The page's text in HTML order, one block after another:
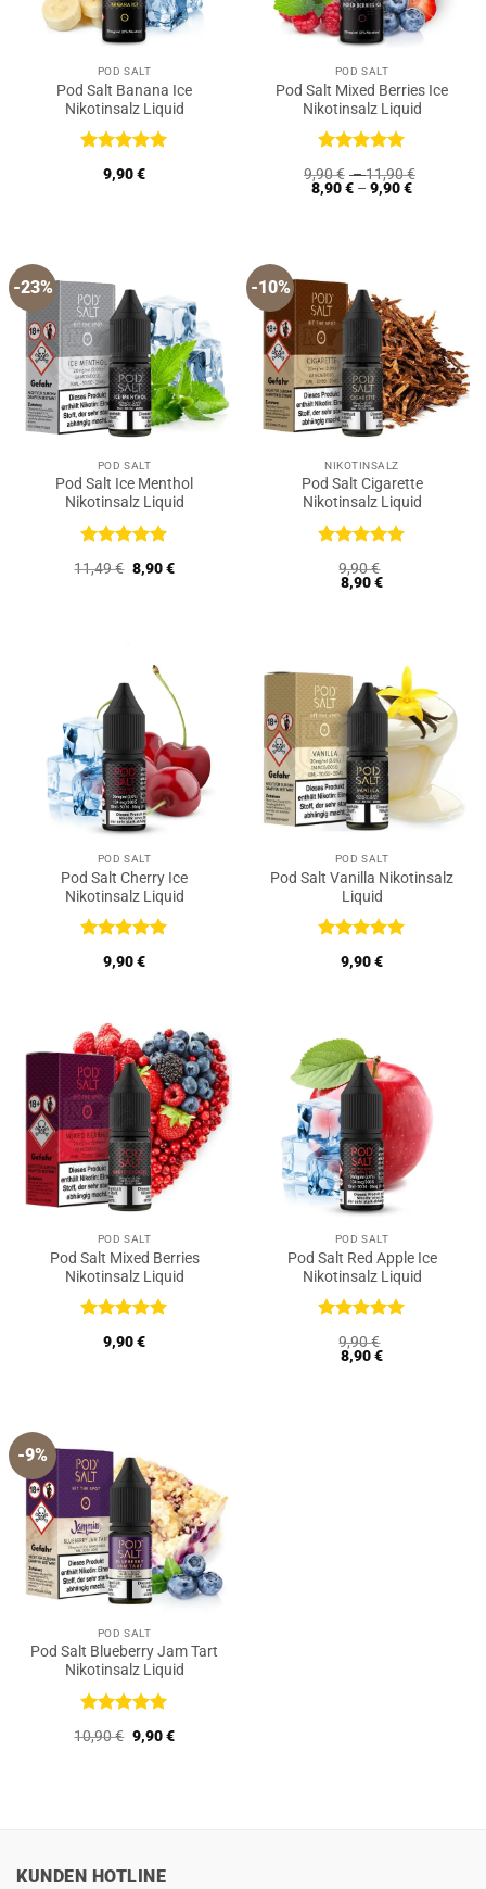
POD SALT
Pod Salt Banana Ice
Nikotinsalz Liquid
Bewertet
mit5von
9,90€
POD SALT
Pod Salt Mixed Berries Ice
Nikotinsalz Liquid
Bewertet
mit5
von
5
9,90€ –11,90€
8,90€ – 9,90€
-23%
POD SALT
Pod Salt Ice Menthol
Nikotinsalz Liquid
Bewertet
mit 5von
11,49€ Ursprünglicher
Preis
8,90€Aktueller
-10%
NIKOTINSALZ
Pod Salt Cigarette
Nikotinsalz Liquid
Bewertet
mit5von
9,90€
8,90€
POD SALT
Pod Salt Cherry Ice
Nikotinsalz Liquid
Bewertet
mit5von
9,90€
POD SALT
Pod Salt Vanilla Nikotinsalz
Liquid
Bewertet
mit5von
9,90€
POD SALT
Pod Salt Mixed Berries
Nikotinsalz Liquid
Bewertet
mit5von
9,90€
POD SALT
Pod Salt Red Apple Ice
Nikotinsalz Liquid
Bewertet
mit5von
9,90€
8,90€
-9%
POD SALT
Pod Salt Blueberry Jam Tart
Nikotinsalz Liquid
Bewertet
mit 5von
10,90€ Ursprünglicher
Preis
9,90€Aktueller
KUNDEN HOTLINE